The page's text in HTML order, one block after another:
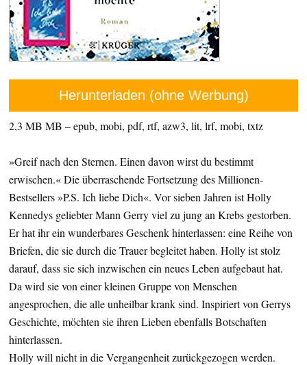
Herunterladen (ohne Werbung)
2,3 MB MB – epub, mobi, pdf, rtf, azw3, lit, lrf, mobi, txtz
»Greif nach den Sternen. Einen davon wirst du bestimmt
erwischen.« Die überraschende Fortsetzung des Millionen-
Bestsellers »P.S. Ich liebe Dich«. Vor sieben Jahren ist Holly
Kennedys geliebter Mann Gerry viel zu jung an Krebs gestorben.
Er hat ihr ein wunderbares Geschenk hinterlassen: eine Reihe von
Briefen, die sie durch die Trauer begleitet haben. Holly ist stolz
darauf, dass sie sich inzwischen ein neues Leben aufgebaut hat.
Da wird sie von einer kleinen Gruppe von Menschen
angesprochen, die alle unheilbar krank sind. Inspiriert von Gerrys
Geschichte, möchten sie ihren Lieben ebenfalls Botschaften
hinterlassen.
Holly will nicht in die Vergangenheit zurückgezogen werden.